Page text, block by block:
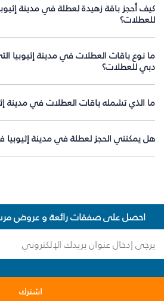
كيف أحجز باقة زهيدة لعطلة في مدينة
للعطلات؟
ما نوع باقات العطلات في مدينة إثيوبيا
دبي للعطلات؟
ما الذي تشمله باقات العطلات في مدينة
هل يمكنني الحجز لعطلة في مدينة إثيوبيا
احصل على صفقات رائعة و عروض
اشترك